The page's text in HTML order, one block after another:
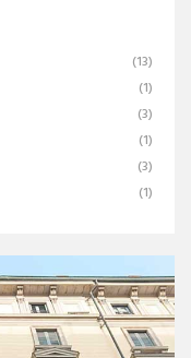
(13)
(1)
(3)
(1)
(3)
(1)